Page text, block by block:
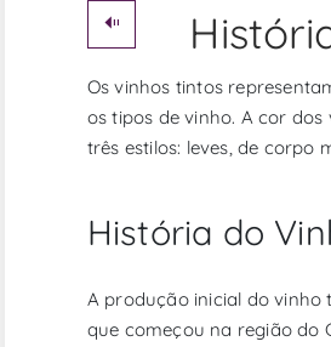
Os vinhos tintos
os tipos de vinho. A cor
três estilos: leves, de corpo
História do
A produção inicial do vinho
que começou na região do